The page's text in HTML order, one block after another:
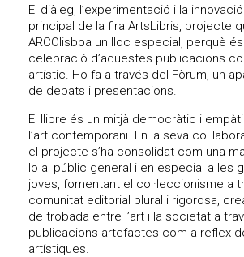
El diàleg, l’experimentació i la
principal de la fira ArtsLibris, projecte
ARCOlisboa un lloc especial, perquè
celebració d’aquestes publicacions
artístic. Ho fa a través del Fòrum, un
de debats i presentacions.
El llibre és un mitjà democràtic i
l’art contemporani. En la seva
el projecte s’ha consolidat com una
lo al públic general i en especial a les
joves, fomentant el col·leccionisme a
comunitat editorial plural i rigorosa,
de trobada entre l’art i la societat a
publicacions artefactes com a reflex
artístiques.